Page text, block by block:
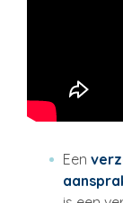
Een